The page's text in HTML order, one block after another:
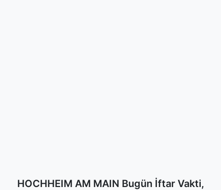
HOCHHEIM AM MAIN Bugün İftar Vakti,